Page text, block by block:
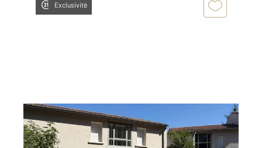
Exclusivité
ANNONAY 07
99,37 m
2
, 6 pièces
Ref : 5235